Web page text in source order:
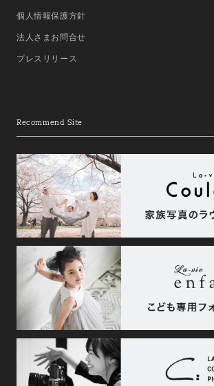
個人情報保護方針
法人さまお問合せ
プレスリリース
Recommend Site